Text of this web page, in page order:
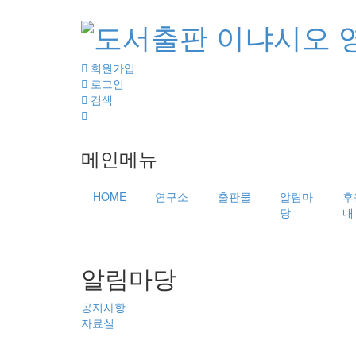
회원가입
로그인
검색
메인메뉴
HOME 연구소 출판물
알림마
당
내
알림마당
공지사항
자료실